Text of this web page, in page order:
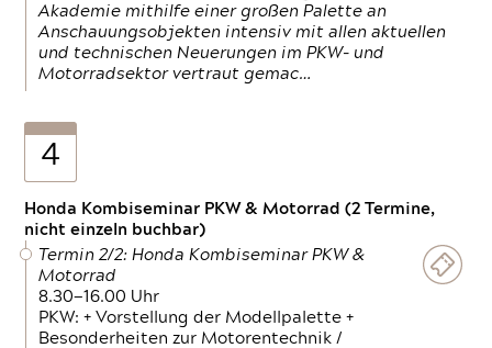
Akademie mithilfe einer großen Palette an
Anschauungsobjekten intensiv mit allen aktuellen
und technischen Neuerungen im PKW- und
Motorradsektor vertraut gemac…
4
Honda Kombiseminar PKW & Motorrad (2 Termine,
nicht einzeln buchbar)
Termin 2/2: Honda Kombiseminar PKW &
Motorrad
8.30—16.00 Uhr
PKW: + Vorstellung der Modellpalette +
Besonderheiten zur Motorentechnik /